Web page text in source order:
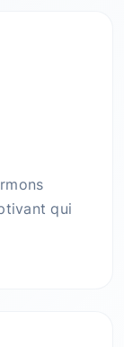
qui